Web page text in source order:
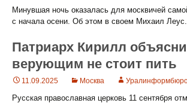
Минувшая ночь оказалась для москвичей
с начала осени. Об этом в своем Михаил Леус.
Патриарх Кирилл
верующим не стоит пить
11.09.2025 Москва
Русская православная церковь 11 сентября